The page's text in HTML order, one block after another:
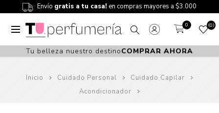
Envío gratis a tu casa! en compras mayores a $3.000
0 0
Tu belleza nuestro destinoCOMPRAR AHORA
Inicio Cuidado Personal
Cuidado Capilar
Acondicionador